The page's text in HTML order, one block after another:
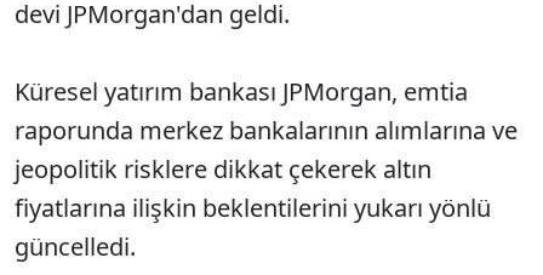
devi JPMorgan'dan geldi.
Küresel yatırım bankası JPMorgan, emtia
raporunda merkez bankalarının alımlarına ve
jeopolitik risklere dikkat çekerek altın
fiyatlarına ilişkin beklentilerini yukarı yönlü
güncelledi.